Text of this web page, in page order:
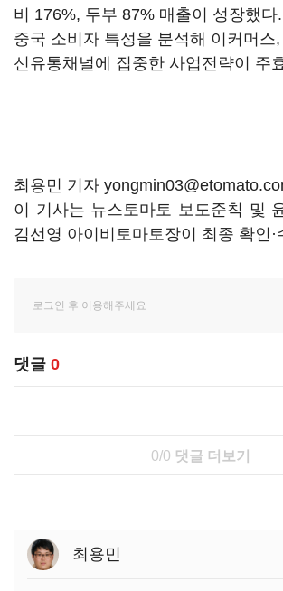
비 176%, 두부 87% 매출이 성장했다
중국 소비자 특성을 분석해 이커머스
신유통채널에 집중한 사업전략이 주
최용민 기자
이 기사는 뉴스토마토 보도준칙 및
김선영 아이비토마토장이 최종 확인·
댓글 0
0/0 댓글 더보기
최용민